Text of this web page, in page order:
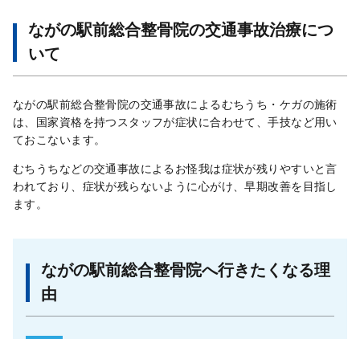
ながの駅前総合整骨院の交通事故治療につ
いて
ながの駅前総合整骨院の交通事故によるむちうち・ケガの施術
は、国家資格を持つスタッフが症状に合わせて、手技など用い
ておこないます。
むちうちなどの交通事故によるお怪我は症状が残りやすいと言
われており、症状が残らないように心がけ、早期改善を目指し
ます。
ながの駅前総合整骨院へ行きたくなる理
由